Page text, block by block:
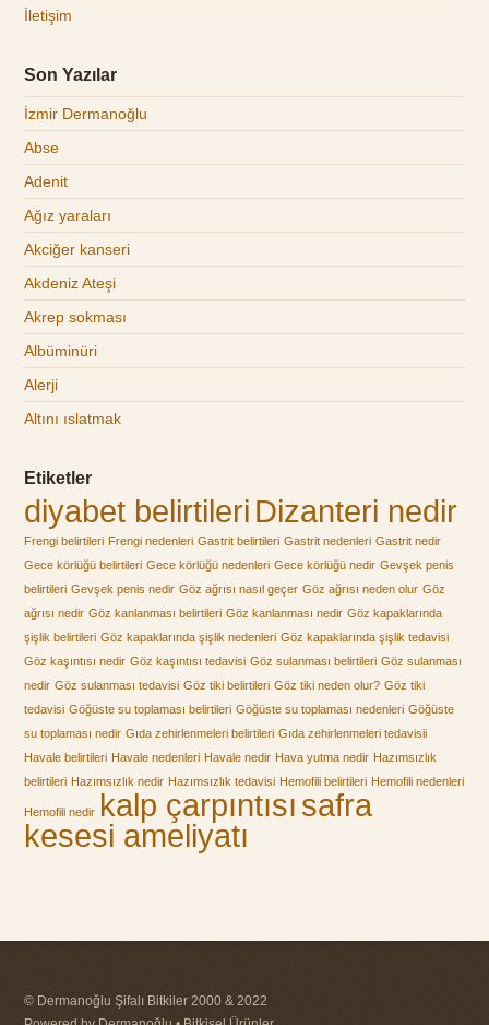
İletişim
Son Yazılar
İzmir Dermanoğlu
Abse
Adenit
Ağız yaraları
Akciğer kanseri
Akdeniz Ateşi
Akrep sokması
Albüminüri
Alerji
Altını ıslatmak
Etiketler
diyabet belirtileri Dizanteri nedir
Frengi belirtileri Frengi nedenleri Gastrit belirtileri Gastrit nedenleri Gastrit nedir
Gece körlüğü belirtileri Gece körlüğü nedenleri Gece körlüğü nedir Gevşek penis
belirtileri Gevşek penis nedir Göz ağrısı nasıl geçer Göz ağrısı neden olur Göz
ağrısı nedir Göz kanlanması belirtileri Göz kanlanması nedir Göz kapaklarında
şişlik belirtileri Göz kapaklarında şişlik nedenleri Göz kapaklarında şişlik tedavisi
Göz kaşıntısı nedir Göz kaşıntısı tedavisi Göz sulanması belirtileri Göz sulanması
nedir Göz sulanması tedavisi Göz tiki belirtileri Göz tiki neden olur? Göz tiki
tedavisi Göğüste su toplaması belirtileri Göğüste su toplaması nedenleri Göğüste
su toplaması nedir Gıda zehirlenmeleri belirtileri Gıda zehirlenmeleri tedavisii
Havale belirtileri Havale nedenleri Havale nedir Hava yutma nedir Hazımsızlık
belirtileri Hazımsızlık nedir Hazımsızlık tedavisi Hemofili belirtileri Hemofili nedenleri
Hemofili nedir kalp çarpıntısı safra
kesesi ameliyatı
© Dermanoğlu Şifalı Bitkiler 2000 & 2022